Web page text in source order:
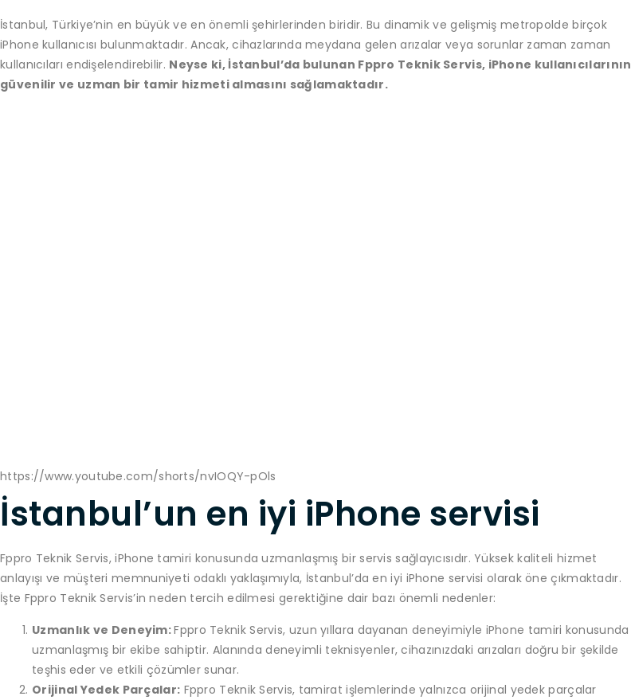
İstanbul, Türkiye’nin en büyük ve en önemli şehirlerinden biridir. Bu dinamik ve gelişmiş metropolde birçok
iPhone kullanıcısı bulunmaktadır. Ancak, cihazlarında meydana gelen arızalar veya sorunlar zaman zaman
kullanıcıları endişelendirebilir. Neyse ki, İstanbul’da bulunan Fppro Teknik Servis, iPhone kullanıcılarının
güvenilir ve uzman bir tamir hizmeti almasını sağlamaktadır.
https://www.youtube.com/shorts/nvIOQY-pOls
İstanbul’un en iyi iPhone servisi
Fppro Teknik Servis, iPhone tamiri konusunda uzmanlaşmış bir servis sağlayıcısıdır. Yüksek kaliteli hizmet
anlayışı ve müşteri memnuniyeti odaklı yaklaşımıyla, İstanbul’da en iyi iPhone servisi olarak öne çıkmaktadır.
İşte Fppro Teknik Servis’in neden tercih edilmesi gerektiğine dair bazı önemli nedenler:
Uzmanlık ve Deneyim:Fppro Teknik Servis, uzun yıllara dayanan deneyimiyle iPhone tamiri konusunda
uzmanlaşmış bir ekibe sahiptir. Alanında deneyimli teknisyenler, cihazınızdaki arızaları doğru bir şekilde
teşhis eder ve etkili çözümler sunar.
Orijinal Yedek Parçalar: Fppro Teknik Servis, tamirat işlemlerinde yalnızca orijinal yedek parçalar